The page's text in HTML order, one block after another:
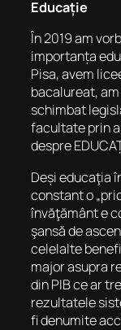
Educație
În 2019 am
importanța
Pisa, avem
bacalureat,
schimbat
facultate prin
despre
Deși educaţia
constant o
învăţământ e
şansă de
celelalte
major asupra
din PIB ce ar
rezultatele
fi denumite